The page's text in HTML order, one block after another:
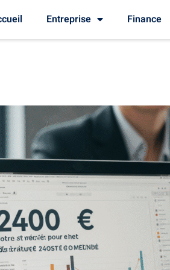
Entreprise Finance